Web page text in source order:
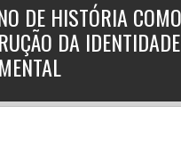
DE HISTÓRIA
DA